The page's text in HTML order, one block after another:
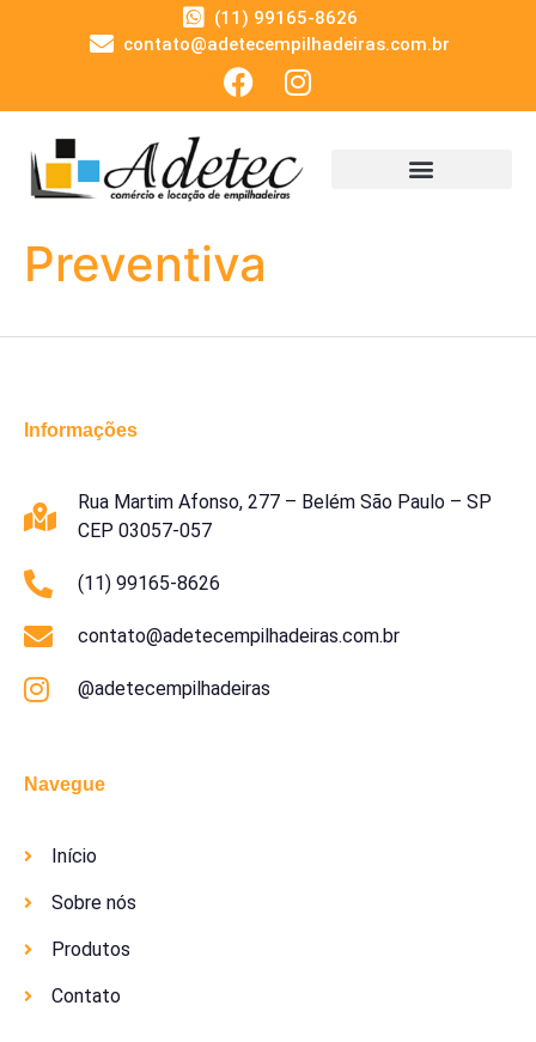
(11) 99165-8626
contato@adetecempilhadeiras.com.br
Preventiva
Navegue
Início
Sobre nós
Produtos
Contato
Informações
Rua Martim Afonso, 277 – Belém São Paulo – SP
CEP 03057-057
(11) 99165-8626
contato@adetecempilhadeiras.com.br
@adetecempilhadeiras